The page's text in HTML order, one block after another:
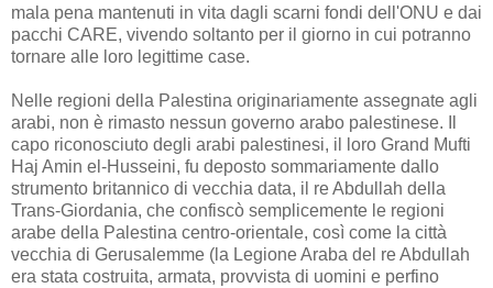
mala pena mantenuti in vita dagli scarni fondi dell'ONU e dai
pacchi CARE, vivendo soltanto per il giorno in cui potranno
tornare alle loro legittime case.
Nelle regioni della Palestina originariamente assegnate agli
arabi, non è rimasto nessun governo arabo palestinese. Il
capo riconosciuto degli arabi palestinesi, il loro Grand Mufti
Haj Amin el-Husseini, fu deposto sommariamente dallo
strumento britannico di vecchia data, il re Abdullah della
Trans-Giordania, che confiscò semplicemente le regioni
arabe della Palestina centro-orientale, così come la città
vecchia di Gerusalemme (la Legione Araba del re Abdullah
era stata costruita, armata, provvista di uomini e perfino